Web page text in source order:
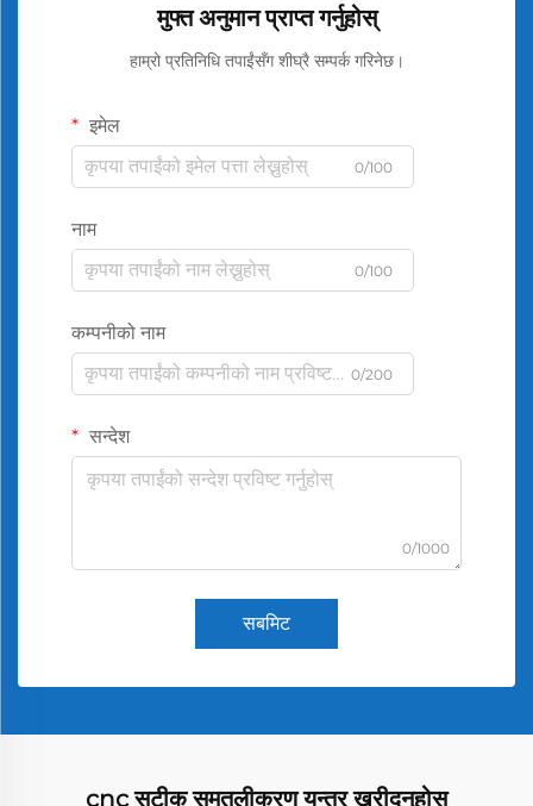
मुफ्त अनुमान प्राप्त गर्नुहोस्
हाम्रो प्रतिनिधि तपाईंसँग शीघ्रै सम्पर्क गरिनेछ।
इमेल
0/100
नाम
0/100
कम्पनीको नाम
0/200
सन्देश
0/1000
सबमिट
cnc सटीक समतलीकरण यन्त्र खरीद्नुहोस्